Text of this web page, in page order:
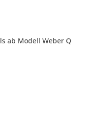
ab Modell Weber Q